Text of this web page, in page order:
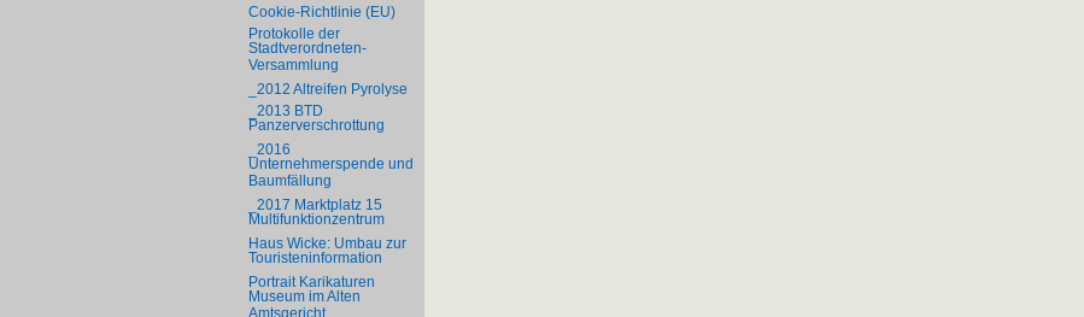
Cookie-Richtlinie (EU)
Protokolle der
Stadtverordneten-
Versammlung
_2012 Altreifen Pyrolyse
_2013 BTD
Panzerverschrottung
_2016
Unternehmerspende und
Baumfällung
_2017 Marktplatz 15
Multifunktionzentrum
Haus Wicke: Umbau zur
Touristeninformation
Portrait Karikaturen
Museum im Alten